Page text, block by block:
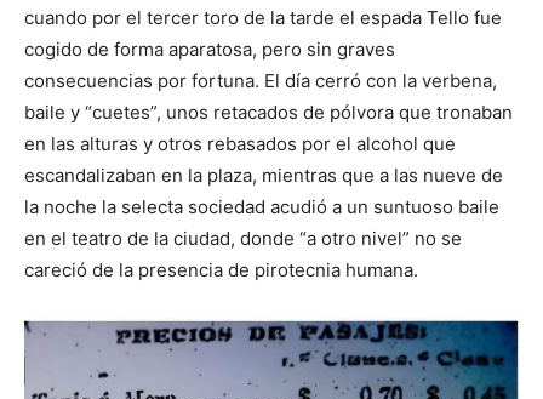
cuando por el tercer toro de la tarde el espada Tello fue
cogido de forma aparatosa, pero sin graves
consecuencias por fortuna. El día cerró con la verbena,
baile y “cuetes”, unos retacados de pólvora que tronaban
en las alturas y otros rebasados por el alcohol que
escandalizaban en la plaza, mientras que a las nueve de
la noche la selecta sociedad acudió a un suntuoso baile
en el teatro de la ciudad, donde “a otro nivel” no se
careció de la presencia de pirotecnia humana.